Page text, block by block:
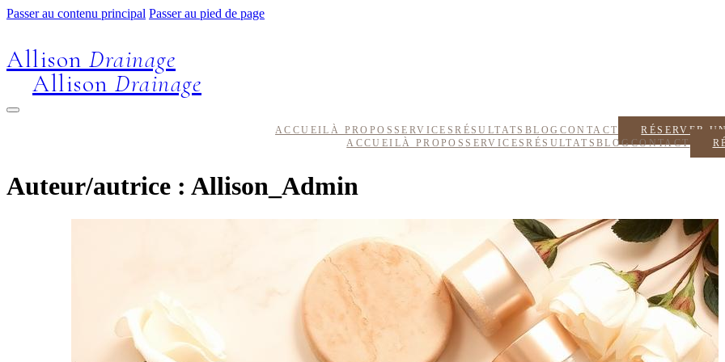
Passer au contenu principal Passer au pied de page
Allison Drainage
ACCUEILÀ PROPOSSERVICESRÉSULTATSBLOGCONTACT
Allison Drainage
ACCUEIL À PROPOSSERVICESRÉSULTATS BLOG CONTACT RÉSERVER
Auteur/autrice : Allison_Admin